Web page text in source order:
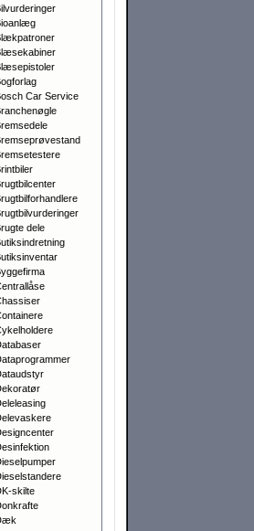
Car Service
dele
skilte